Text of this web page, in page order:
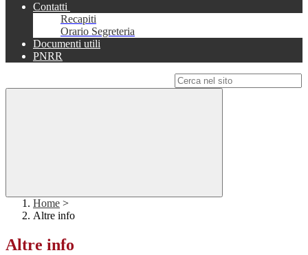
Contatti
Recapiti
Orario Segreteria
Documenti utili
PNRR
Home >
Altre info
Altre info